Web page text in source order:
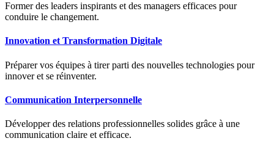
Former des leaders inspirants et des managers efficaces pour
conduire le changement.
Innovation et Transformation Digitale
Préparer vos équipes à tirer parti des nouvelles technologies pour
innover et se réinventer.
Communication Interpersonnelle
Développer des relations professionnelles solides grâce à une
communication claire et efficace.